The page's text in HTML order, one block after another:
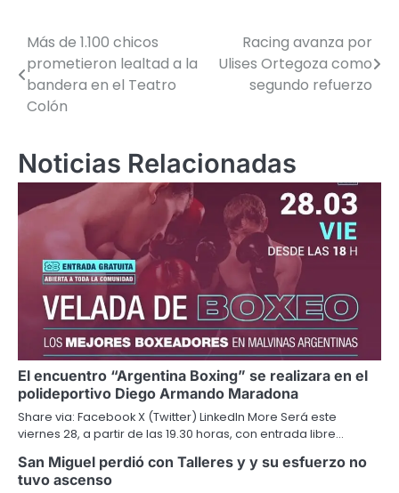
Navegación
de
entradas
Más de 1.100 chicos
prometieron lealtad a la
bandera en el Teatro
Colón
Racing avanza por
Ulises Ortegoza como
segundo refuerzo
Noticias Relacionadas
El encuentro “Argentina Boxing” se realizara en el
polideportivo Diego Armando Maradona
Share via: Facebook X (Twitter) LinkedIn More Será este
viernes 28, a partir de las 19.30 horas, con entrada libre…
San Miguel perdió con Talleres y y su esfuerzo no
tuvo ascenso